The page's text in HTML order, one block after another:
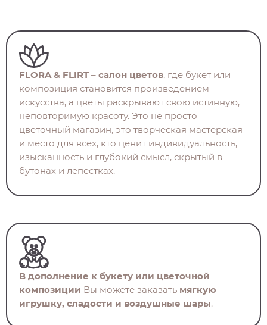
FLORA & FLIRT – салон цветов, где букет или
композиция становится произведением
искусства, а цветы раскрывают свою истинную,
неповторимую красоту. Это не просто
цветочный магазин, это творческая мастерская
и место для всех, кто ценит индивидуальность,
изысканность и глубокий смысл, скрытый в
бутонах и лепестках.
В дополнение к букету или цветочной
композиции Вы можете заказать мягкую
игрушку, сладости и воздушные шары.